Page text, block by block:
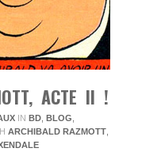
ACTE II !
IN BD, BLOG,
ARCHIBALD RAZMOTT,